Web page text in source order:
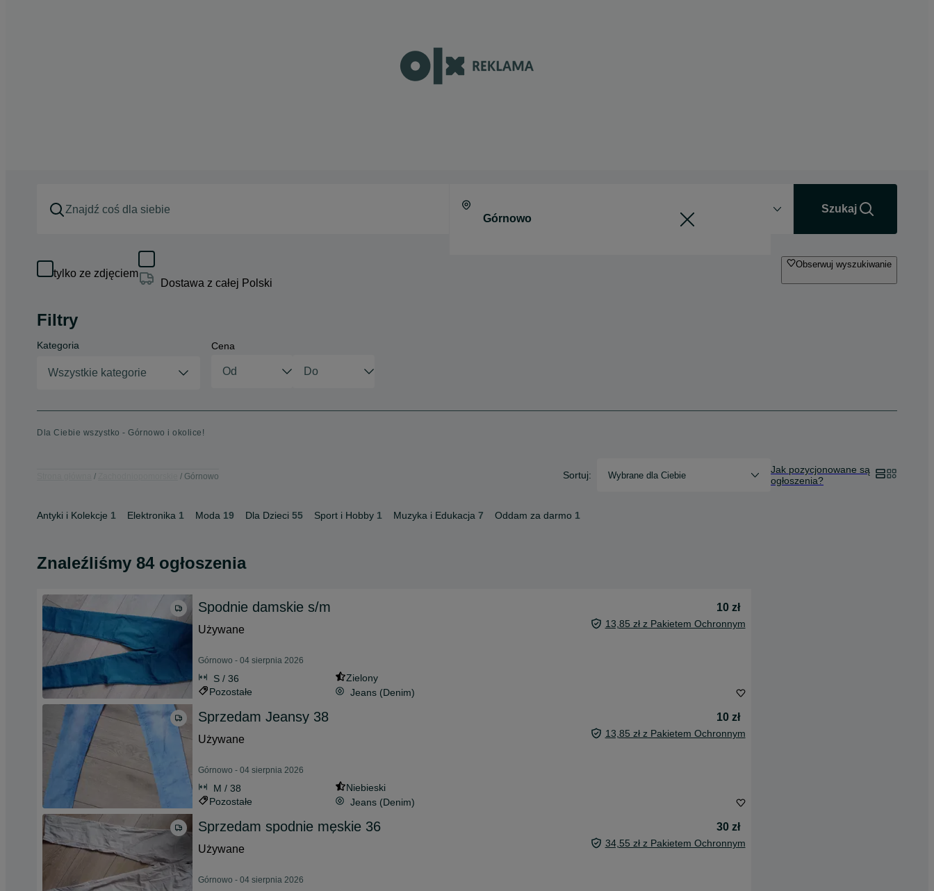
Szukaj
tylko ze zdjęciem
Dostawa z całej Polski
Obserwuj wyszukiwanie
Filtry
Kategoria
Wszystkie kategorie
Cena
Dla Ciebie wszystko - Górnowo i okolice!
Górnowo Sortuj: Wybrane dla Ciebie
Jak pozycjonowane są
ogłoszenia?
Antyki i Kolekcje 1 Elektronika 1 Moda 19 Dla Dzieci 55 Sport i Hobby 1 Muzyka i Edukacja 7 Oddam za darmo 1
Znaleźliśmy 84 ogłoszenia
Spodnie damskie s/m
10 zł
Używane
13,85 zł z Pakietem Ochronnym
Górnowo - 04 sierpnia 2026
S / 36
Zielony
Pozostałe
Jeans (Denim)
Sprzedam Jeansy 38
10 zł
Używane
13,85 zł z Pakietem Ochronnym
Górnowo - 04 sierpnia 2026
M / 38
Niebieski
Pozostałe
Jeans (Denim)
Sprzedam spodnie męskie 36
30 zł
Używane
34,55 zł z Pakietem Ochronnym
Górnowo - 04 sierpnia 2026